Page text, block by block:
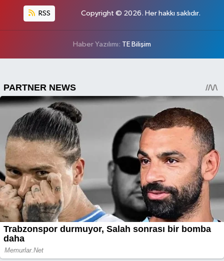
RSS Copyright © 2026. Her hakkı saklıdır.
Haber Yazılımı: TE Bilişim